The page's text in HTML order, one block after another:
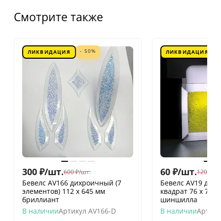
Смотрите также
ЛИКВИДАЦИЯ - 50%
300 ₽/шт.600 ₽/шт.
Бевелс AV166 дихроичный (7
элементов) 112 х 645 мм
бриллиант
В наличииАртикул AV166-D
ЛИКВИДАЦИЯ
60 ₽/шт.120
Бевелс AV19
квадрат 76 х 76
шиншилла
В наличии